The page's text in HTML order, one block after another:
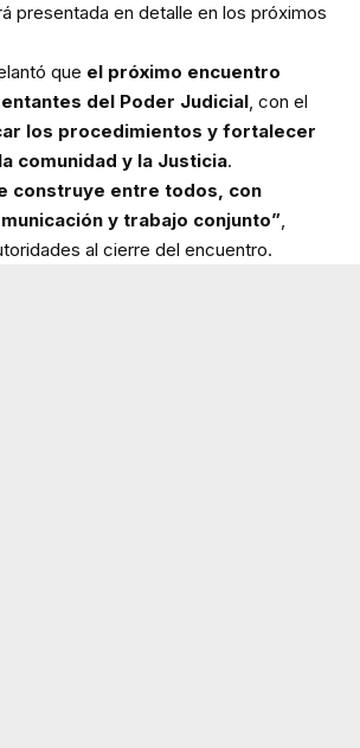
presentada en detalle en los próximos
que el próximo encuentro
del Poder Judicial, con el
los procedimientos y fortalecer
comunidad y la Justicia.
construye entre todos, con
y trabajo conjunto”,
al cierre del encuentro.